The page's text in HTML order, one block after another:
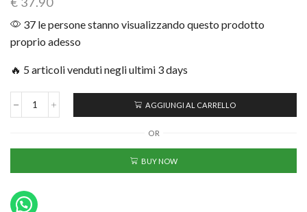
37 le persone stanno visualizzando questo prodotto
proprio adesso
🔥 5 articoli venduti negli ultimi 3 days
AGGIUNGI AL CARRELLO
OR
BUY NOW